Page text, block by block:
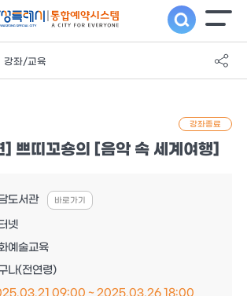
강좌/교육
] 쁘띠꼬숑의 [음악 속 세계여행]
강좌종료
도서관 바로가기
넷
예술교육
나(전연령)
09:00 ~ 2025.03.26 18:00